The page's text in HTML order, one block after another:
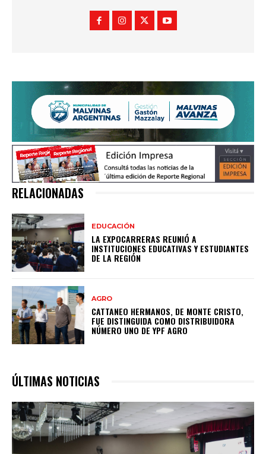
RELACIONADAS
EDUCACIÓN
LA EXPOCARRERAS REUNIÓ A
INSTITUCIONES EDUCATIVAS Y ESTUDIANTES
DE LA REGIÓN
AGRO
CATTANEO HERMANOS, DE MONTE CRISTO,
FUE DISTINGUIDA COMO DISTRIBUIDORA
NÚMERO UNO DE YPF AGRO
ÚLTIMAS NOTICIAS